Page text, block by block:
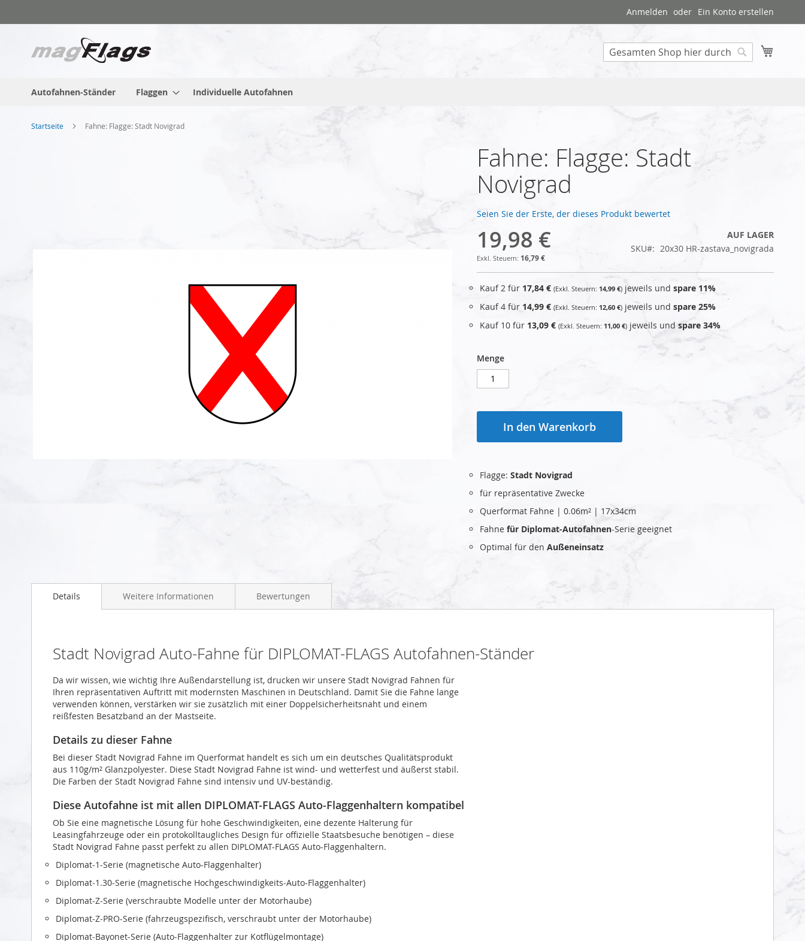
Inhalt
Anmelden Ein Konto erstellen
Autofahnen-Ständer Flaggen Individuelle Autofahnen
Startseite Fahne: Flagge: Stadt Novigrad
Anfang
Fahne: Flagge: Stadt
Novigrad
Seien Sie der Erste, der dieses Produkt bewertet
19,98 €
16,79 €
AUF LAGER
SKU
20x30 HR-zastava_novigrada
Kauf 2 für 17,84 € 14,99 € jeweils und spare 11%
Kauf 4 für 14,99 € 12,60 € jeweils und spare 25%
Kauf 10 für 13,09 € 11,00 € jeweils und spare 34%
Menge
In den Warenkorb
Flagge: Stadt Novigrad
für repräsentative Zwecke
Querformat Fahne | 0.06m² | 17x34cm
Fahne für Diplomat-Autofahnen-Serie geeignet
Optimal für den Außeneinsatz
Details
Stadt Novigrad Auto-Fahne für DIPLOMAT-FLAGS Autofahnen-Ständer
Da wir wissen, wie wichtig Ihre Außendarstellung ist, drucken wir unsere Stadt Novigrad Fahnen für
Ihren repräsentativen Auftritt mit modernsten Maschinen in Deutschland. Damit Sie die Fahne lange
verwenden können, verstärken wir sie zusätzlich mit einer Doppelsicherheitsnaht und einem
reißfesten Besatzband an der Mastseite.
Details zu dieser Fahne
Bei dieser Stadt Novigrad Fahne im Querformat handelt es sich um ein deutsches Qualitätsprodukt
aus 110g/m² Glanzpolyester. Diese Stadt Novigrad Fahne ist wind- und wetterfest und äußerst stabil.
Die Farben der Stadt Novigrad Fahne sind intensiv und UV-beständig.
Diese Autofahne ist mit allen DIPLOMAT-FLAGS Auto-Flaggenhaltern kompatibel
Ob Sie eine magnetische Lösung für hohe Geschwindigkeiten, eine dezente Halterung für
Leasingfahrzeuge oder ein protokolltaugliches Design für offizielle Staatsbesuche benötigen – diese
Stadt Novigrad Fahne passt perfekt zu allen DIPLOMAT-FLAGS Auto-Flaggenhaltern.
Diplomat‑1-Serie (magnetische Auto-Flaggenhalter)
Diplomat‑1.30-Serie (magnetische Hochgeschwindigkeits-Auto-Flaggenhalter)
Diplomat‑Z-Serie (verschraubte Modelle unter der Motorhaube)
Diplomat‑Z‑PRO-Serie (fahrzeugspezifisch, verschraubt unter der Motorhaube)
Diplomat‑Bayonet-Serie (Auto-Flaggenhalter zur Kotflügelmontage)
Weitere Informationen Bewertungen